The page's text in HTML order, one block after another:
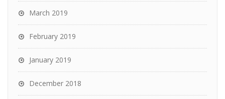
March 2019
February 2019
January 2019
December 2018